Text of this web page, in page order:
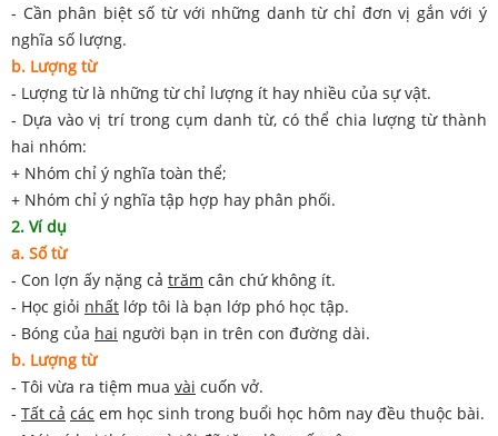
- Cần phân biệt số từ với những danh từ chỉ đơn vị gắn với ý
nghĩa số lượng.
b. Lượng từ
- Lượng từ là những từ chỉ lượng ít hay nhiều của sự vật.
- Dựa vào vị trí trong cụm danh từ, có thể chia lượng từ thành
hai nhóm:
+ Nhóm chỉ ý nghĩa toàn thể;
+ Nhóm chỉ ý nghĩa tập hợp hay phân phối.
2. Ví dụ
a. Số từ
- Con lợn ấy nặng cả trăm cân chứ không ít.
- Học giỏi nhất lớp tôi là bạn lớp phó học tập.
- Bóng của hai người bạn in trên con đường dài.
b. Lượng từ
- Tôi vừa ra tiệm mua vài cuốn vở.
- Tất cả các em học sinh trong buổi học hôm nay đều thuộc bài.